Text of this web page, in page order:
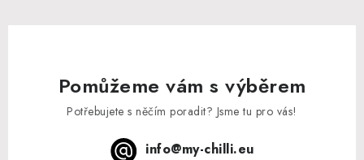
Pomůžeme vám s výběrem
Potřebujete s něčím poradit? Jsme tu pro vás!
info@my-chilli.eu